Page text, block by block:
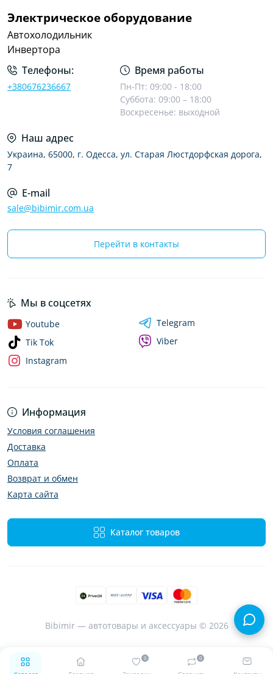
0 0
Электрическое оборудование
Автохолодильник
Инвертора
Телефоны:
+380676236667
Время работы
Пн-Пт: 09:00 - 18:00
Суббота: 09:00 – 18:00
Воскресенье: выходной
Наш адрес
Украина, 65000, г. Одесса, ул. Старая Люстдорфская дорога,
7
E-mail
sale@bibimir.com.ua
Перейти в контакты
Информация
Условия соглашения
Доставка
Оплата
Возврат и обмен
Карта сайта
Каталог товаров
Мы в соцсетях
Youtube
Tik Tok
Instagram
Telegram
Viber
Bibimir — автотовары и аксессуары © 2026